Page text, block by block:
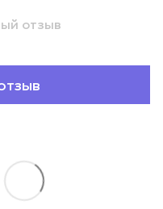
отзыв